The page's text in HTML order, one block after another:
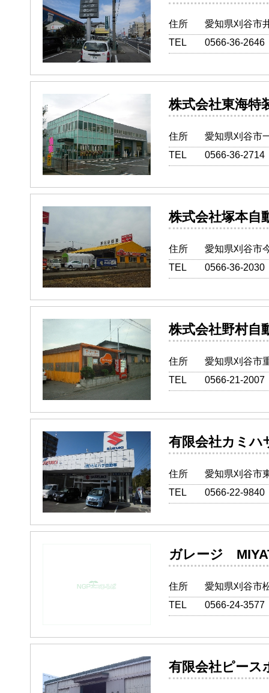
住所
愛知県刈谷市
TEL
0566-36-2646
株式会社東
住所
愛知県刈谷市
TEL
0566-36-2714
株式会社塚
住所
愛知県刈谷市
TEL
0566-36-2030
株式会社野
住所
愛知県刈谷市
TEL
0566-21-2007
有限会社カ
住所
愛知県刈谷市
TEL
0566-22-9840
ガレージ
住所
愛知県刈谷市
TEL
0566-24-3577
有限会社ピ